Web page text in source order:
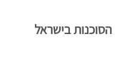
הסוכנות בישראל